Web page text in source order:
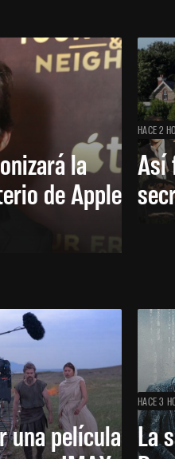
la
de Apple
HACE 2
Así
una película
HACE 3
La